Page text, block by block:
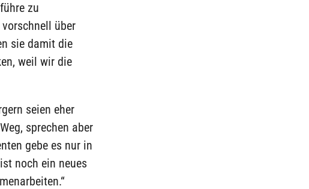
zu
über
sie damit die
weil wir die
seien eher
sprechen aber
gebe es nur in
noch ein neues